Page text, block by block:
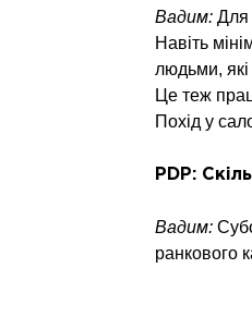
Вадим: Для
Навіть
людьми,
Це теж
Похід у
PDP:
Вадим:
ранкового